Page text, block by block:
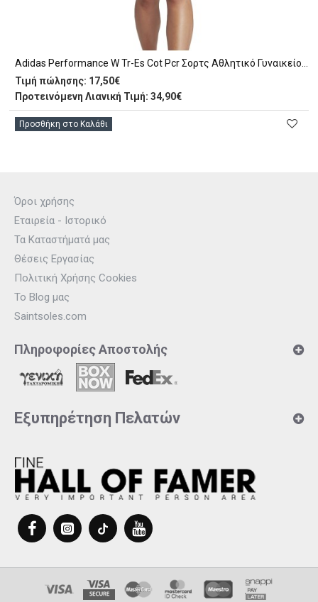
Τιμή πώλησης: 17,50€
Προτεινόμενη Λιανική Τιμή: 34,90€
Προσθήκη στο Καλάθι
Όροι χρήσης
Εταιρεία - Ιστορικό
Τα Καταστήματά μας
Θέσεις Εργασίας
Πολιτική Χρήσης Cookies
Το Blog μας
Saintsoles.com
Πληροφορίες Αποστολής
Εξυπηρέτηση Πελατών